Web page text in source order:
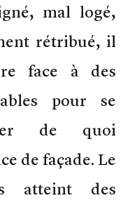
mal logé,
rétribué, il
face à des
pour se
de quoi
de façade. Le
atteint des